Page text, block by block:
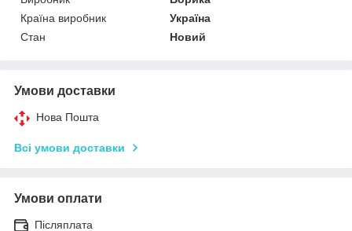
Країна виробник
Україна
Стан
Новий
Умови доставки
Нова Пошта
Всі умови доставки
Умови оплати
Післяплата